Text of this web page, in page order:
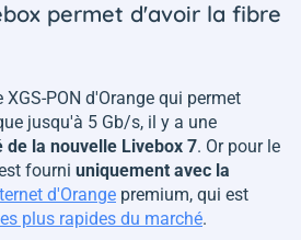
permet d'avoir la fibre
PON d'Orange qui permet
jusqu'à 5 Gb/s, il y a une
de la nouvelle Livebox 7. Or pour le
fourni uniquement avec la
d'Orange premium, qui est
plus rapides du marché.